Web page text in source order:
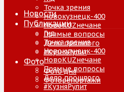
Точка зрения
Новокузнецк-400
НовоKUZнечане
Прямые вопросы
Дело прошлого
#КузняРулит
Фото
Фото дня
Фоторепортажи
Новости
Публикации
Гид
Точка зрения
Новокузнецк-400
НовоKUZнечане
Прямые вопросы
Дело прошлого
#КузняРулит